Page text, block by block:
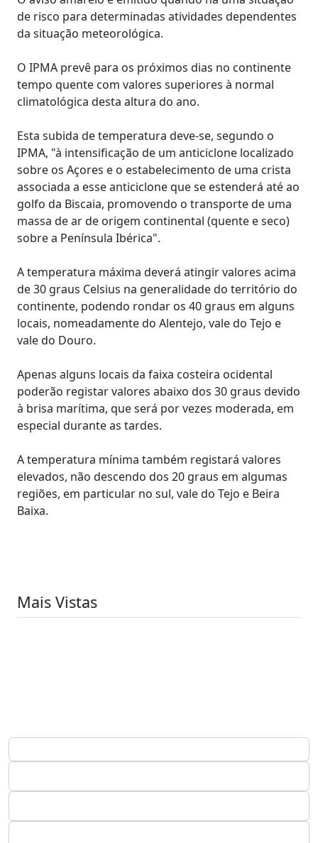
de risco para determinadas atividades dependentes
da situação meteorológica.
O IPMA prevê para os próximos dias no continente
tempo quente com valores superiores à normal
climatológica desta altura do ano.
Esta subida de temperatura deve-se, segundo o
IPMA, "à intensificação de um anticiclone localizado
sobre os Açores e o estabelecimento de uma crista
associada a esse anticiclone que se estenderá até ao
golfo da Biscaia, promovendo o transporte de uma
massa de ar de origem continental (quente e seco)
sobre a Península Ibérica".
A temperatura máxima deverá atingir valores acima
de 30 graus Celsius na generalidade do território do
continente, podendo rondar os 40 graus em alguns
locais, nomeadamente do Alentejo, vale do Tejo e
vale do Douro.
Apenas alguns locais da faixa costeira ocidental
poderão registar valores abaixo dos 30 graus devido
à brisa marítima, que será por vezes moderada, em
especial durante as tardes.
A temperatura mínima também registará valores
elevados, não descendo dos 20 graus em algumas
regiões, em particular no sul, vale do Tejo e Beira
Baixa.
Mais Vistas